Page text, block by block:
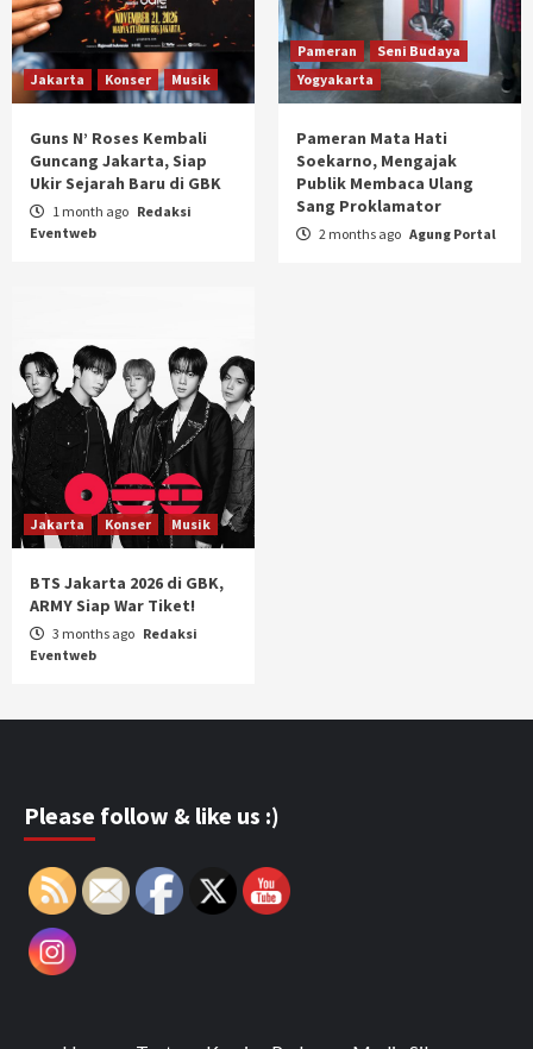
Jakarta Konser Musik
Guns N’ Roses Kembali
Guncang Jakarta, Siap
Ukir Sejarah Baru di GBK
1 month ago Redaksi
Eventweb
Pameran
Seni Budaya
Yogyakarta
Pameran Mata Hati
Soekarno, Mengajak
Publik Membaca Ulang
Sang Proklamator
2 months ago Agung Portal
Jakarta Konser Musik
BTS Jakarta 2026 di GBK,
ARMY Siap War Tiket!
3 months ago Redaksi
Eventweb
Please follow & like us :)